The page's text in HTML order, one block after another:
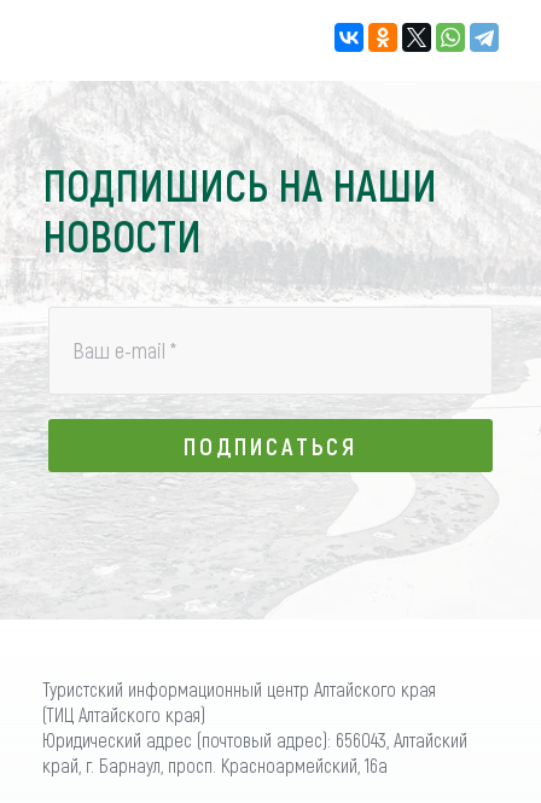
ПОДПИШИСЬ НА НАШИ
НОВОСТИ
Ваш e-mail *
ПОДПИСАТЬСЯ
ПОДПИСАТЬСЯ
Туристский информационный центр Алтайского края
(ТИЦ Алтайского края)
Юридический адрес (почтовый адрес): 656043, Алтайский
край, г. Барнаул, просп. Красноармейский, 16а